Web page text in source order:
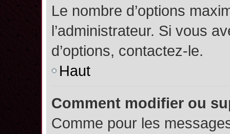
Le nombre d’options
l’administrateur. Si vous
d’options, contactez-le.
Haut
Comment modifier ou
Comme pour les